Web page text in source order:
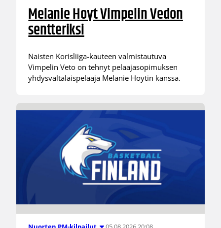
Melanie Hoyt Vimpelin Vedon
sentteriksi
Naisten Korisliiga-kauteen valmistautuva
Vimpelin Veto on tehnyt pelaajasopimuksen
yhdysvaltalaispelaaja Melanie Hoytin kanssa.